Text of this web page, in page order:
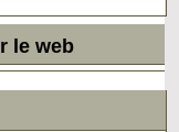
le web